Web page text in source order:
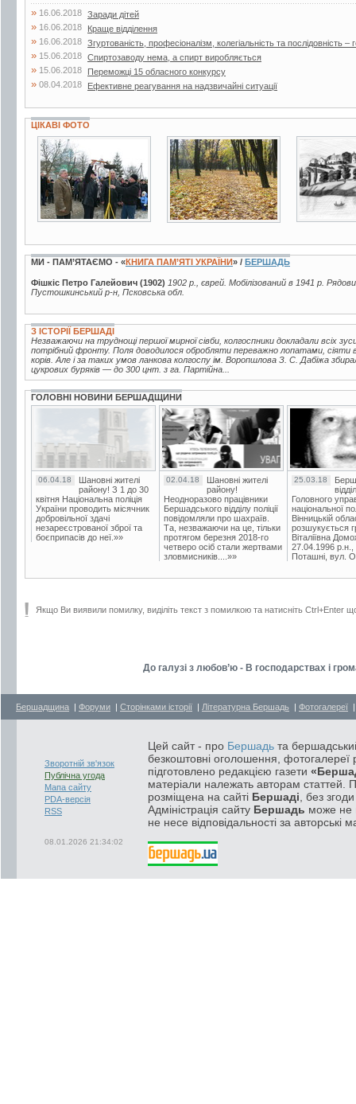
» 16.06.2018 Заради дітей
» 16.06.2018 Краще відділення
» 16.06.2018 Згуртованість, професіоналізм, колегіальність та послідовність –
» 15.06.2018 Спиртозаводу нема, а спирт виробляється
» 15.06.2018 Переможці 15 обласного конкурсу
» 08.04.2018 Ефективне реагування на надзвичайні ситуації
ЦІКАВІ ФОТО
7 фото 9 фото
МИ - ПАМ’ЯТАЄМО - «КНИГА ПАМ’ЯТІ УКРАЇНИ» / БЕРШАДЬ
Фішкіс Петро Галейович (1902) 1902 р., єврей. Мобілізований в 1941 р.
Пустошкинський р-н, Псковська обл.
З ІСТОРІЇ БЕРШАДІ
Незважаючи на труднощі першої мирної сівби, колгоспники докладали всіх
потрібний фронту. Поля доводилося обробляти переважно лопатами, сіяти
корів. Але і за таких умов ланкова колгоспу ім. Воропшлова З. С. Дабіжа
цукрових буряків — до 300 цнт. з га. Партійна...
ГОЛОВНІ НОВИНИ БЕРШАДЩИНИ
06.04.18
Шановні жителі
району! З 1 до 30
квітня Національна поліція
України проводить місячник
добровільної здачі
незареєстрованої зброї та
боєприпасів до неї.»»
02.04.18
Шановні жителі
району!
Неодноразово працівники
Бершадського відділу поліції
повідомляли про шахраїв.
Та, незважаючи на це, тільки
протягом березня 2018-го
четверо осіб стали жертвами
зловмисників....»»
25.03.18
Головного
національної
Вінницькій
розшукується
Віталіївна
27.04.1996 р.н.,
Поташні, вул.
Якщо Ви виявили помилку, виділіть текст з помилкою та натисніть Ctrl+Enter
До галузі з любов’ю - В господарствах і
Бершадщина | Форуми | Сторінками історії | Літературна Бершадь | Фотогалереї
Зворотній зв'язок
Публічна угода
Мапа сайту
PDA-версія
RSS
08.01.2026 21:34:02
Цей сайт - про Бершадь та
безкоштовні оголошення, фотогалереї
підготовлено редакцією газети
матеріали належать авторам статтей.
розміщена на сайті Бершаді , без
Адміністрація сайту Бершадь може не
не несе відповідальності за авторські